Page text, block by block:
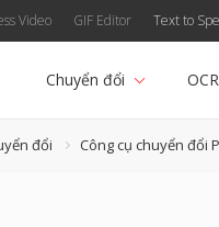
Video GIF Editor Text to
Chuyển đổi OCR
đổi Công cụ chuyển đổi